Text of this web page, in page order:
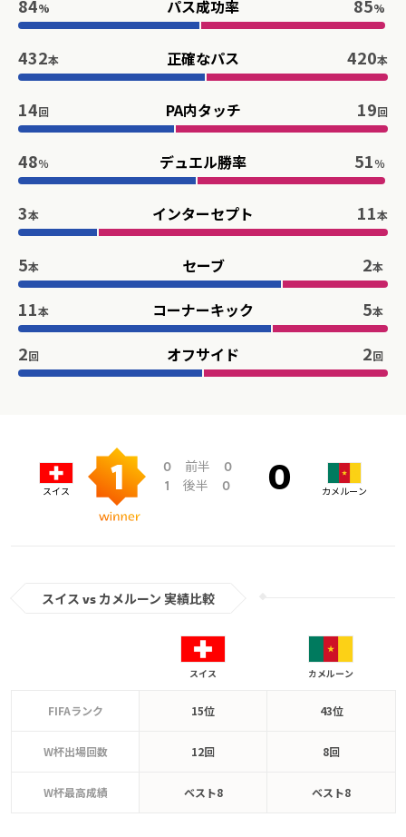
パス成功率
84% 85%
正確なパス
432本 420本
PA内タッチ
14回 19回
デュエル勝率
48％ 51％
インターセプト
3本 11本
セーブ
5本 2本
コーナーキック
11本 5本
オフサイド
2回 2回
スイス 1 0 前半
0
1
後半 0 0 カメルーン
スイス vs カメルーン 実績比較
スイス カメルーン
FIFAランク 15位 43位
W杯出場回数 12回 8回
W杯最高成績 ベスト8 ベスト8